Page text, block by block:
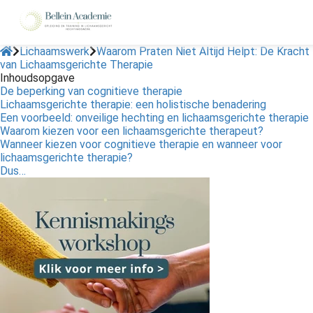
Lichaamswerk Waarom Praten Niet Altijd Helpt: De Kracht
van Lichaamsgerichte Therapie
Inhoudsopgave
De beperking van cognitieve therapie
Lichaamsgerichte therapie: een holistische benadering
Een voorbeeld: onveilige hechting en lichaamsgerichte therapie
Waarom kiezen voor een lichaamsgerichte therapeut?
Wanneer kiezen voor cognitieve therapie en wanneer voor
lichaamsgerichte therapie?
Dus…
policy
zijn
om
te
Ze
gebruikt